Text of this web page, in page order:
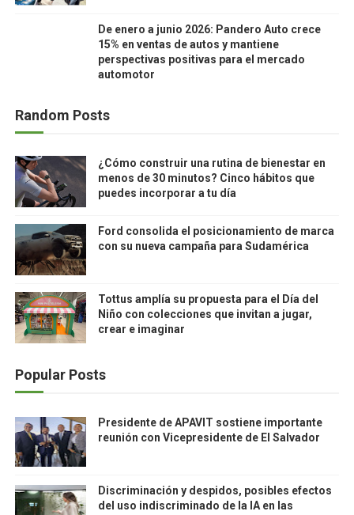
De enero a junio 2026: Pandero Auto crece
15% en ventas de autos y mantiene
perspectivas positivas para el mercado
automotor
Random Posts
¿Cómo construir una rutina de bienestar en
menos de 30 minutos? Cinco hábitos que
puedes incorporar a tu día
Ford consolida el posicionamiento de marca
con su nueva campaña para Sudamérica
Tottus amplía su propuesta para el Día del
Niño con colecciones que invitan a jugar,
crear e imaginar
Popular Posts
Presidente de APAVIT sostiene importante
reunión con Vicepresidente de El Salvador
Discriminación y despidos, posibles efectos
del uso indiscriminado de la IA en las